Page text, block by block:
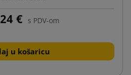
€ s PDV-om
u košaricu